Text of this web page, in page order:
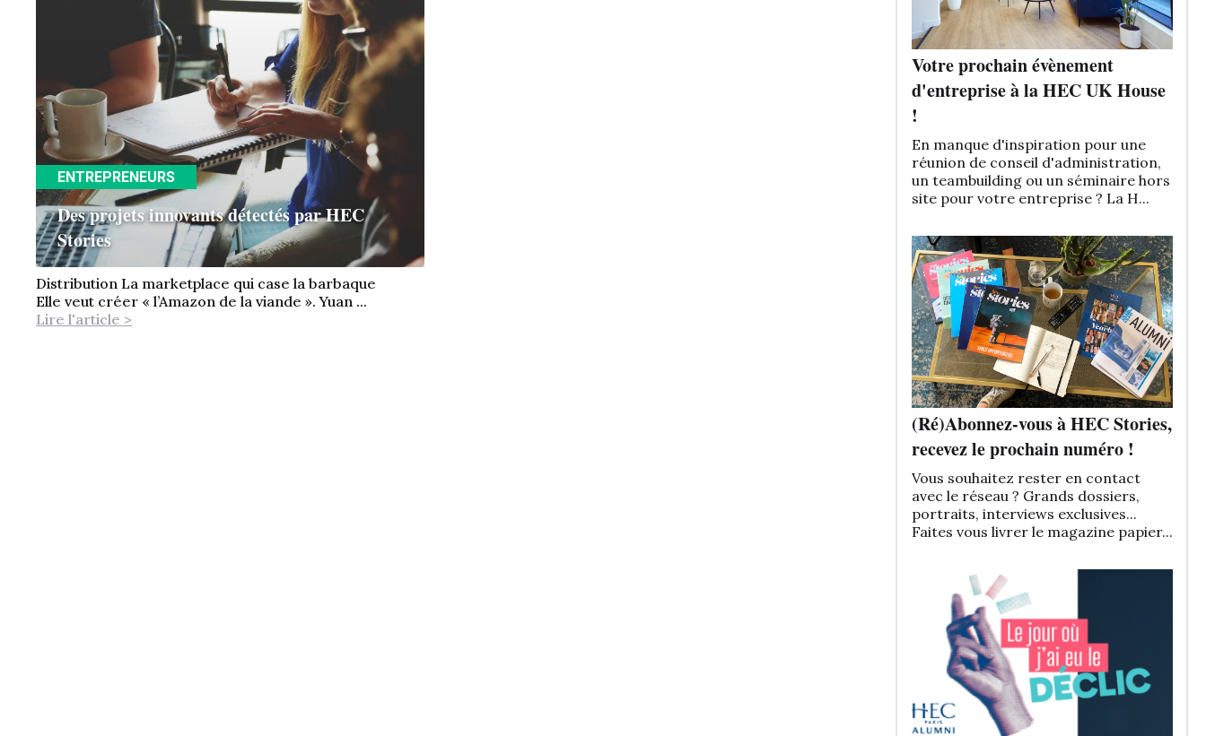
ENTREPRENEURS
Des projets innovants détectés par HEC
Stories
Distribution La marketplace qui case la barbaque
Elle veut créer « l’Amazon de la viande ». Yuan ...
Lire l'article >
Votre prochain évènement
d'entreprise à la HEC UK House
!
En manque d'inspiration pour une
réunion de conseil d'administration,
un teambuilding ou un séminaire hors
site pour votre entreprise ? La H...
(Ré)Abonnez-vous à HEC Stories,
recevez le prochain numéro !
Vous souhaitez rester en contact
avec le réseau ? Grands dossiers,
portraits, interviews exclusives...
Faites vous livrer le magazine papier...